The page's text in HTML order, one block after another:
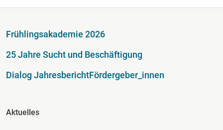
Fußzeile
Frühlingsakademie 2026
25 Jahre Sucht und Beschäftigung
Dialog JahresberichtFördergeber_innen
Fusszeile Spalte 2
Aktuelles